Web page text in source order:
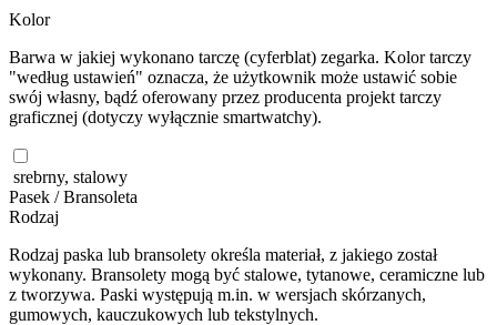
Kolor
Barwa w jakiej wykonano tarczę (cyferblat) zegarka. Kolor tarczy
"według ustawień" oznacza, że użytkownik może ustawić sobie
swój własny, bądź oferowany przez producenta projekt tarczy
graficznej (dotyczy wyłącznie smartwatchy).
srebrny, stalowy
Pasek / Bransoleta
Rodzaj
Rodzaj paska lub bransolety określa materiał, z jakiego został
wykonany. Bransolety mogą być stalowe, tytanowe, ceramiczne lub
z tworzywa. Paski występują m.in. w wersjach skórzanych,
gumowych, kauczukowych lub tekstylnych.